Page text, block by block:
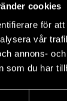
cookies
för
vår
annons-
som du har